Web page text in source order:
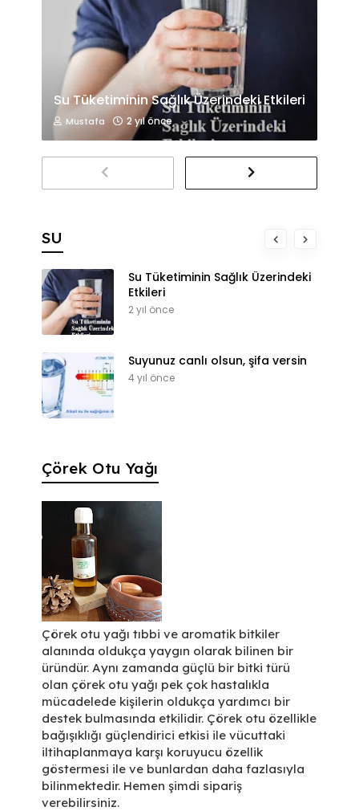
Su Tüketiminin Sağlık Üzerindeki Etkileri
Mustafa 2 yıl önce
SU
Su Tüketiminin Sağlık Üzerindeki
Etkileri
2 yıl önce
Suyunuz canlı olsun, şifa versin
4 yıl önce
Çörek Otu Yağı
Çörek otu yağı tıbbi ve aromatik bitkiler
alanında oldukça yaygın olarak bilinen bir
üründür. Aynı zamanda güçlü bir bitki türü
olan çörek otu yağı pek çok hastalıkla
mücadelede kişilerin oldukça yardımcı bir
destek bulmasında etkilidir. Çörek otu özellikle
bağışıklığı güçlendirici etkisi ile vücuttaki
iltihaplanmaya karşı koruyucu özellik
göstermesi ile ve bunlardan daha fazlasıyla
bilinmektedir. Hemen şimdi sipariş
verebilirsiniz.